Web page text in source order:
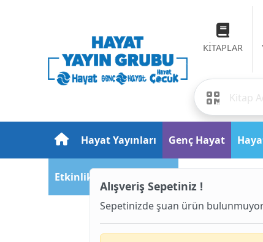
KİTAPLAR
Hayat Yayınları Genç Hayat
Etkinlik ve Fuar Takvimi
Alışveriş Sepetiniz !
Sepetinizde şuan ürün